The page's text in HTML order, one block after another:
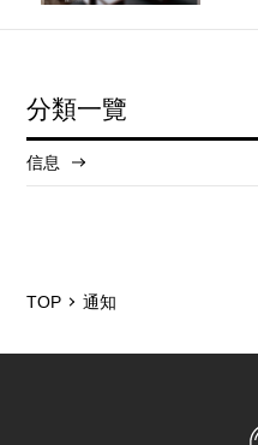
分類一覽
信息
TOP 通知